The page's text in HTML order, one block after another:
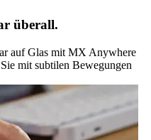
überall.
auf Glas mit MX Anywhere
mit subtilen Bewegungen